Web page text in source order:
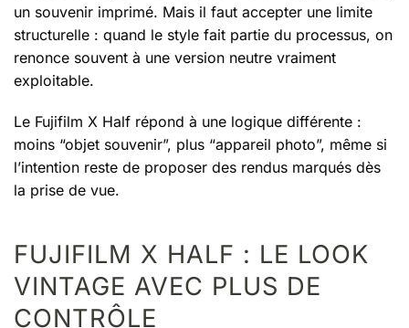
un souvenir imprimé. Mais il faut accepter une limite
structurelle : quand le style fait partie du processus, on
renonce souvent à une version neutre vraiment
exploitable.
Le Fujifilm X Half répond à une logique différente :
moins “objet souvenir”, plus “appareil photo”, même si
l’intention reste de proposer des rendus marqués dès
la prise de vue.
FUJIFILM X HALF : LE LOOK
VINTAGE AVEC PLUS DE
CONTRÔLE